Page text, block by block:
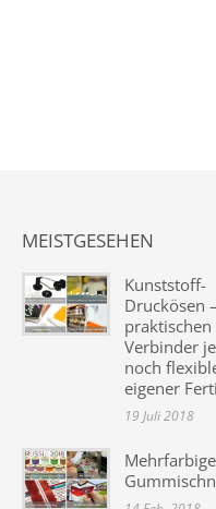
MEISTGESEHEN
Kunststoff-
Druckösen
praktischen
Verbinder
noch
eigener
19 Juli 2018
Mehrfarbige